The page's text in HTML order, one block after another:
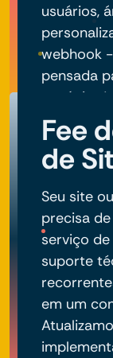
usuários,
webhook
pensada
negócio
Fee
de
Seu site
precisa
serviço
suporte
em um